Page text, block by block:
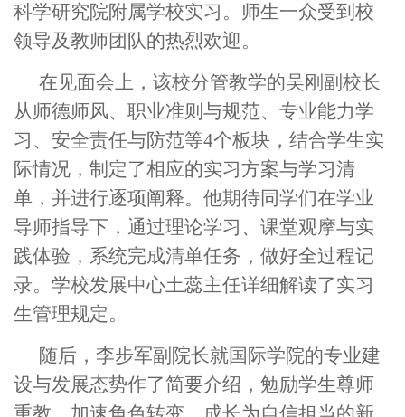
科学研究院附属学校实习。 师生一众受到校
领导及教师团队的热烈欢迎。
在 见面会上， 该校分管教学的吴刚 副 校长
从师德师风、职业准则与规范、专业能力学
习、安全责任与防范等4个板块，结合学生实
际情况，制定了相应的实习方案与学习清
单，并进行逐项阐释。 他期待同学们在学业
导师指导下，通过理论学习、课堂观摩与实
践体验，系统完成清单任务，做好全过程记
录。学校发展中心土蕊主任详细解读了实习
生管理规定。
随后， 李步军副院长就国际学院的专业建
设与发展态势作了简要介绍 ， 勉励学生尊师